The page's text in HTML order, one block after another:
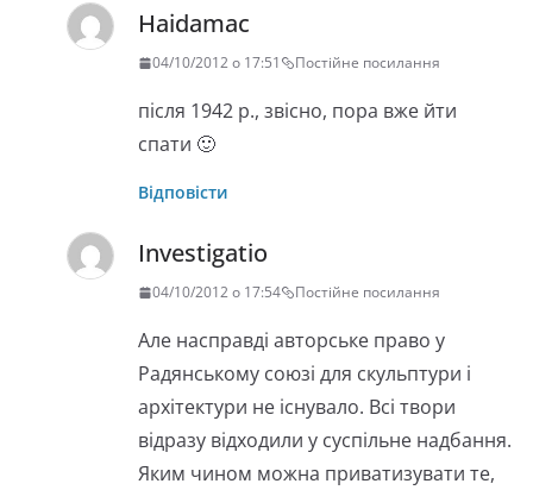
Haidamac
04/10/2012 о 17:51 Постійне посилання
після 1942 р., звісно, пора вже йти
спати 🙂
Відповісти
Investigatio
04/10/2012 о 17:54 Постійне посилання
Але насправді авторське право у
Радянському союзі для скульптури і
архітектури не існувало. Всі твори
відразу відходили у суспільне надбання.
Яким чином можна приватизувати те,